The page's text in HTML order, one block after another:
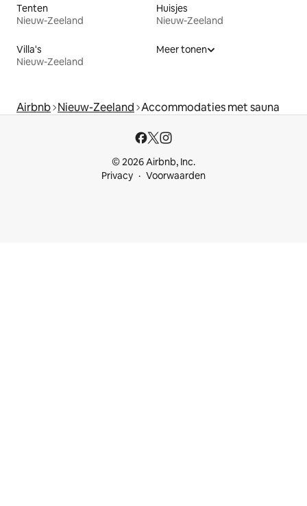
Tenten
Nieuw-Zeeland
Huisjes
Nieuw-Zeeland
Villa's
Nieuw-Zeeland
Meer tonen
Airbnb Nieuw-Zeeland Accommodaties met sauna
© 2026 Airbnb, Inc.
Privacy
Voorwaarden